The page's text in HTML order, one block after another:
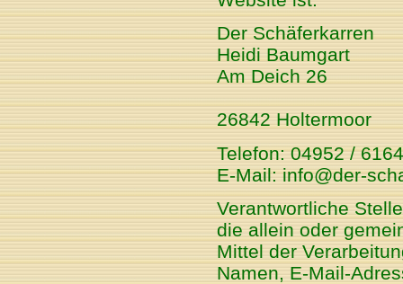
Der Schäferkarren
Heidi Baumgart
Am Deich 26
26842 Holtermoor
Telefon: 04952 /
E-Mail: info@der-
Verantwortliche
die allein oder
Mittel der
Namen, E-Mail-